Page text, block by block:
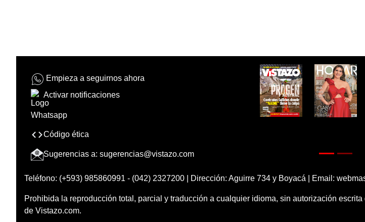
Empieza a seguirnos ahora
Activar notificaciones
Código ética
Sugerencias a: sugerencias@vistazo.com
Teléfono: (+593) 985860991 - (042) 2327200 | Dirección: Aguirre 734 y Boyacá | Email:
Prohibida la reproducción total, parcial y traducción a cualquier idioma, sin autorización
de Vistazo.com.